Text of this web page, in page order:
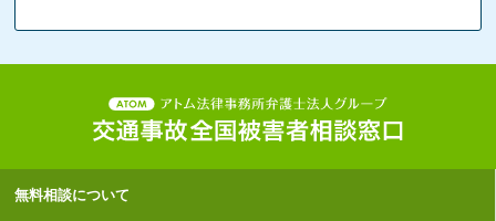
無料相談について